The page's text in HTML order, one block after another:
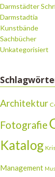
Darmstädter
Darmstadtia
Kunstbände
Sachbücher
Unkategorisiert
Architektur
Fotografie
Katalog
Management